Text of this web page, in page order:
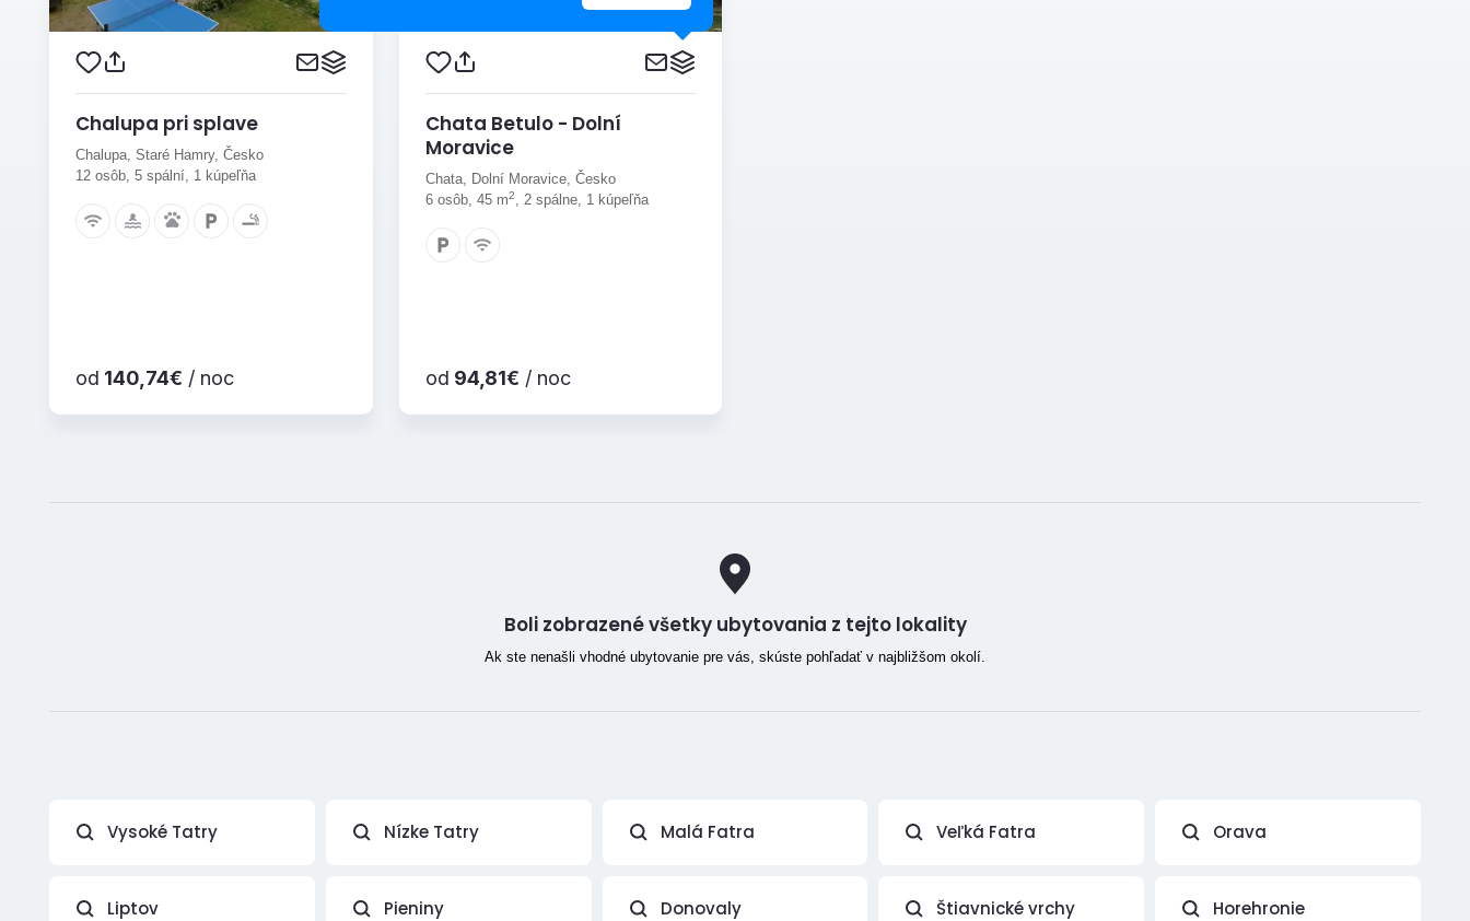
Chalupa pri splave
Chalupa, Staré Hamry, Česko
12 osôb, 5 spální, 1 kúpeľňa
od 140,74€ / noc
Chata Betulo - Dolní
Moravice
Chata, Dolní Moravice, Česko
6 osôb, 45 m2, 2 spálne, 1 kúpeľňa
od 94,81€ / noc
Boli zobrazené všetky ubytovania z tejto lokality
Ak ste nenašli vhodné ubytovanie pre vás, skúste pohľadať v najbližšom okolí.
Vysoké Tatry Nízke Tatry Malá Fatra Veľká Fatra Orava
Liptov Pieniny Donovaly Štiavnické vrchy Horehronie